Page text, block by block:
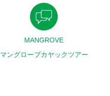
MANGROVE
マングローブカヤックツアー